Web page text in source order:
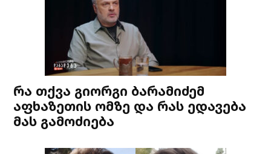
რა თქვა გიორგი ბარამიძემ
აფხაზეთის ომზე და რას ედავება
მას გამოძიება